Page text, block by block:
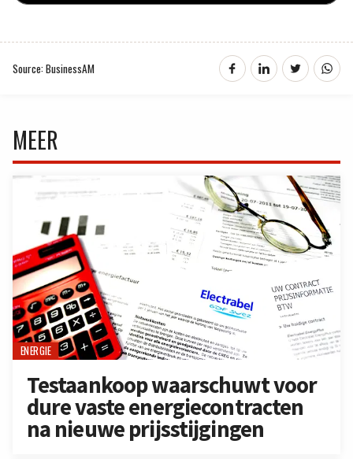
Source: BusinessAM
MEER
ENERGIE
Testaankoop waarschuwt voor
dure vaste energiecontracten
na nieuwe prijsstijgingen